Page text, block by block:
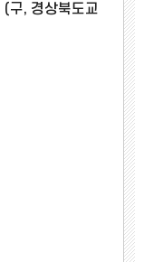
(구, 경상북도교